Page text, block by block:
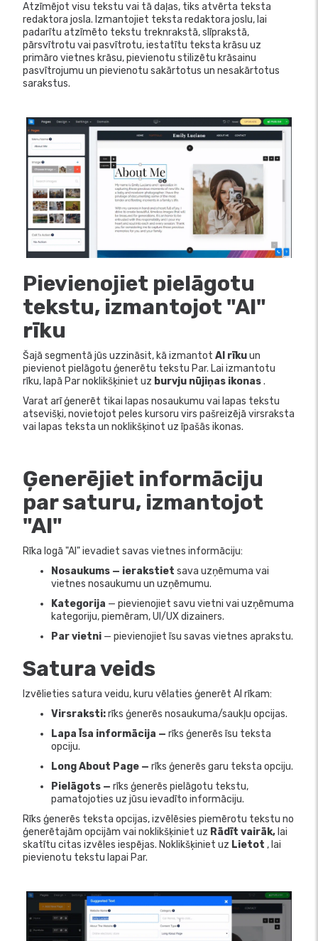
Atzīmējot visu tekstu vai tā daļas, tiks atvērta teksta
redaktora josla. Izmantojiet teksta redaktora joslu, lai
padarītu atzīmēto tekstu treknrakstā, slīprakstā,
pārsvītrotu vai pasvītrotu, iestatītu teksta krāsu uz
primāro vietnes krāsu, pievienotu stilizētu krāsainu
pasvītrojumu un pievienotu sakārtotus un nesakārtotus
sarakstus.
Pievienojiet pielāgotu
tekstu, izmantojot "AI"
rīku
Šajā segmentā jūs uzzināsit, kā izmantot AI rīkuun
pievienot pielāgotu ģenerētu tekstu Par. Lai izmantotu
rīku, lapā Par noklikšķiniet uz burvju nūjiņas ikonas.
Varat arī ģenerēt tikai lapas nosaukumu vai lapas tekstu
atsevišķi, novietojot peles kursoru virs pašreizējā virsraksta
vai lapas teksta un noklikšķinot uz īpašās ikonas.
Ģenerējiet informāciju
par saturu, izmantojot
"AI"
Rīka logā "AI" ievadiet savas vietnes informāciju:
Nosaukums — ierakstiet sava uzņēmuma vai
vietnes nosaukumu un uzņēmumu.
Kategorija — pievienojiet savu vietni vai uzņēmuma
kategoriju, piemēram, UI/UX dizainers.
Par vietni — pievienojiet īsu savas vietnes aprakstu.
Satura veids
Izvēlieties satura veidu, kuru vēlaties ģenerēt AI rīkam:
Virsraksti:rīks ģenerēs nosaukuma/saukļu opcijas.
Lapa Īsa informācija — rīks ģenerēs īsu teksta
opciju.
Long About Page — rīks ģenerēs garu teksta opciju.
Pielāgots — rīks ģenerēs pielāgotu tekstu,
pamatojoties uz jūsu ievadīto informāciju.
Rīks ģenerēs teksta opcijas, izvēlēsies piemērotu tekstu no
ģenerētajām opcijām vai noklikšķiniet uz Rādīt vairāk, lai
skatītu citas izvēles iespējas. Noklikšķiniet uz Lietot , lai
pievienotu tekstu lapai Par.